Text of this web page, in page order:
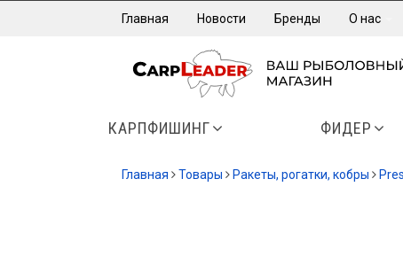
Главная Новости Бренды О нас
КАРПФИШИНГ ФИДЕР
Главная Товары Ракеты, рогатки, кобры